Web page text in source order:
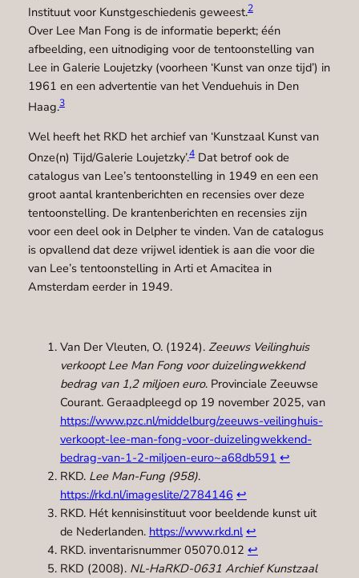
Instituut voor Kunstgeschiedenis geweest.2
Over Lee Man Fong is de informatie beperkt; één
afbeelding, een uitnodiging voor de tentoonstelling van
Lee in Galerie Loujetzky (voorheen ‘Kunst van onze tijd’) in
1961 en een advertentie van het Venduehuis in Den
Haag.3
Wel heeft het RKD het archief van ‘Kunstzaal Kunst van
Onze(n) Tijd/Galerie Loujetzky’.4Dat betrof ook de
catalogus van Lee’s tentoonstelling in 1949 en een een
groot aantal krantenberichten en recensies over deze
tentoonstelling. De krantenberichten en recensies zijn
voor een deel ook in Delpher te vinden. Van de catalogus
is opvallend dat deze vrijwel identiek is aan die voor die
van Lee’s tentoonstelling in Arti et Amacitea in
Amsterdam eerder in 1949.
Van Der Vleuten, O. (1924). Zeeuws Veilinghuis
verkoopt Lee Man Fong voor duizelingwekkend
bedrag van 1,2 miljoen euro. Provinciale Zeeuwse
Courant. Geraadpleegd op 19 november 2025, van
https://www.pzc.nl/middelburg/zeeuws-veilinghuis-
verkoopt-lee-man-fong-voor-duizelingwekkend-
bedrag-van-1-2-miljoen-euro~a68db591 ↩︎
RKD. Lee Man-Fung (958).
https://rkd.nl/imageslite/2784146 ↩︎
RKD. Hét kennisinstituut voor beeldende kunst uit
de Nederlanden. https://www.rkd.nl ↩︎
RKD. inventarisnummer 05070.012 ↩︎
RKD (2008). NL-HaRKD-0631 Archief Kunstzaal